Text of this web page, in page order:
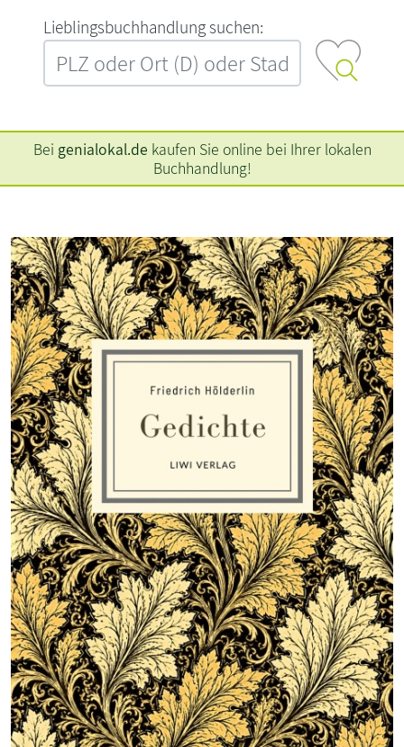
L‍i‍e‍b‍l‍i‍n‍g‍s‍b‍u‍c‍h‍h‍a‍n‍d‍l‍u‍n‍g‍ ‍s‍u‍c‍h‍e‍n‍:‍
Bei genialokal.de kaufen Sie online bei Ihrer lokalen
Buchhandlung!